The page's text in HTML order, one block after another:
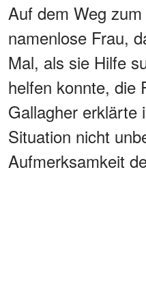
Auf dem Weg
namenlose Frau,
Mal, als sie Hilfe
helfen konnte, die
Gallagher erklärte
Situation nicht
Aufmerksamkeit